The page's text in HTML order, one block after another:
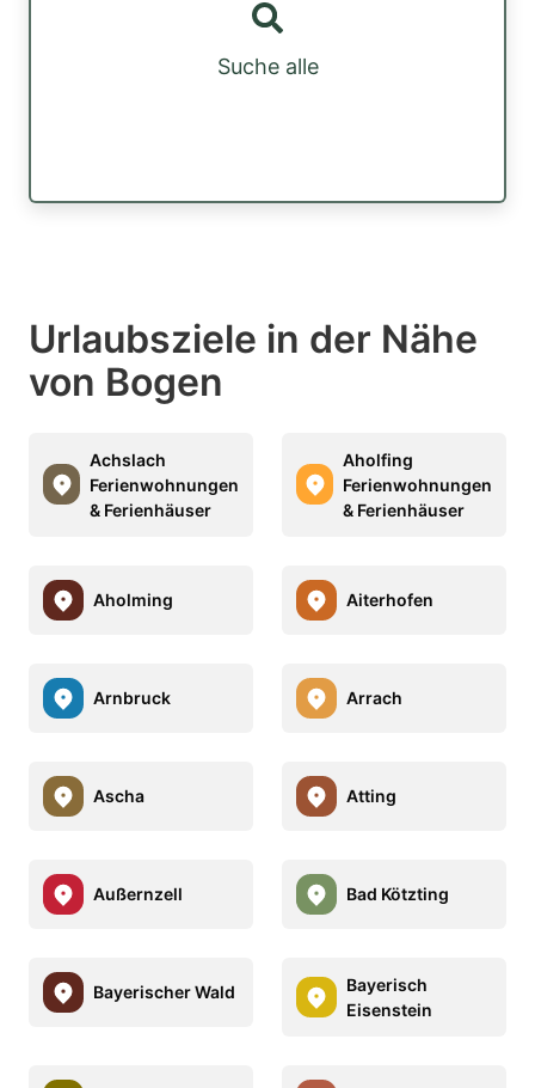
Suche alle
Urlaubsziele in der Nähe
von Bogen
Achslach
Ferienwohnungen
& Ferienhäuser
Aholfing
Ferienwohnungen
& Ferienhäuser
Aholming Aiterhofen
Arnbruck Arrach
Ascha Atting
Außernzell Bad Kötzting
Bayerischer Wald
Bayerisch
Eisenstein